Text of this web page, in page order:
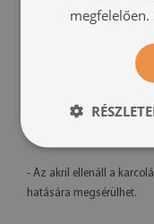
További
- A kész termék színei
kalibrációja és a
- Saját gyártásunknak
módosításokra az ügyfél
- Az akril ellenáll a
hatására megsérülhet.
megfelelően.